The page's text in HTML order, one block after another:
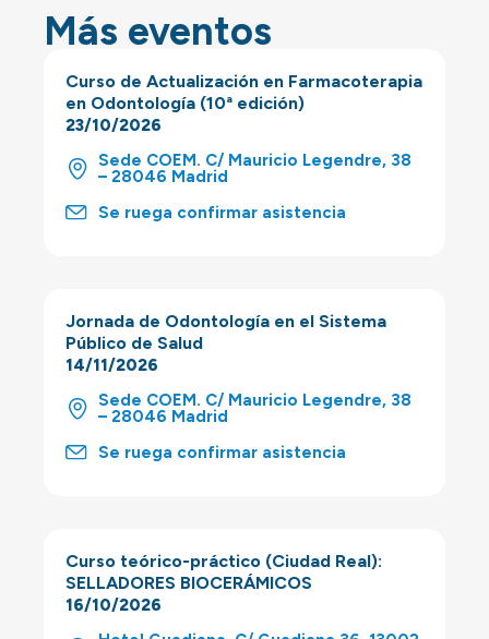
Más eventos
Curso de Actualización en Farmacoterapia
en Odontología (10ª edición)
23/10/2026
Sede COEM. C/ Mauricio Legendre, 38
– 28046 Madrid
Se ruega confirmar asistencia
Jornada de Odontología en el Sistema
Público de Salud
14/11/2026
Sede COEM. C/ Mauricio Legendre, 38
– 28046 Madrid
Se ruega confirmar asistencia
Curso teórico-práctico (Ciudad Real):
SELLADORES BIOCERÁMICOS
16/10/2026